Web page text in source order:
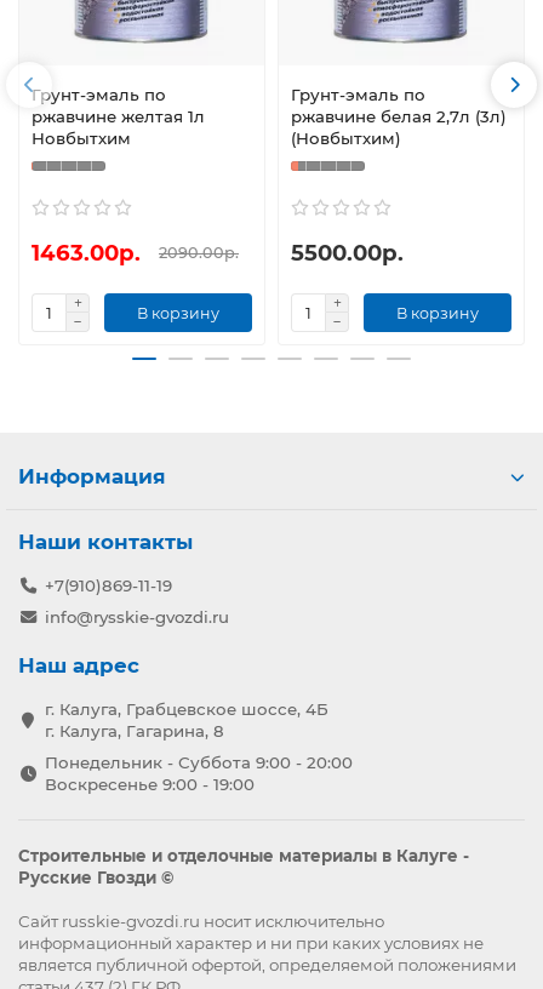
Грунт-эмаль по
ржавчине желтая 1л
Новбытхим
1463.00р. 2090.00р.
В корзину
Грунт-эмаль по
ржавчине белая 2,7л (3л)
(Новбытхим)
5500.00р.
В корзину
Информация
Наши контакты
+7(910)869-11-19
info@rysskie-gvozdi.ru
Наш адрес
г. Калуга, Грабцевское шоссе, 4Б
г. Калуга, Гагарина, 8
Понедельник - Суббота 9:00 - 20:00
Воскресенье 9:00 - 19:00
Строительные и отделочные материалы в Калуге -
Русские Гвозди ©
Сайт russkie-gvozdi.ru носит исключительно
информационный характер и ни при каких условиях не
является публичной офертой, определяемой положениями